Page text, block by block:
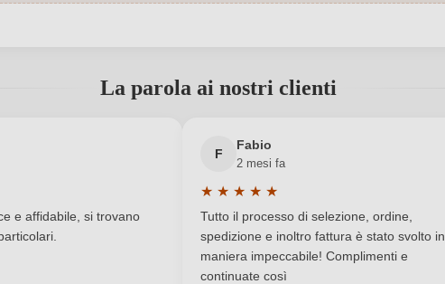
Italia Premi
Residuo zuccherino
Contiene solfiti Tipo di vino
Varietà di uve della cuvée
La parola ai nostri clienti
di 5 su 5 stelle
e affidabile, si trovano
F
Fabio
2 mesi fa
★ ★ ★ ★ ★
Valutazione media di 5 su 5 stelle
Tutto il processo di selezione, ordine,
spedizione e inoltro fattura è stato svolto in
maniera impeccabile! Complimenti e
continuate così